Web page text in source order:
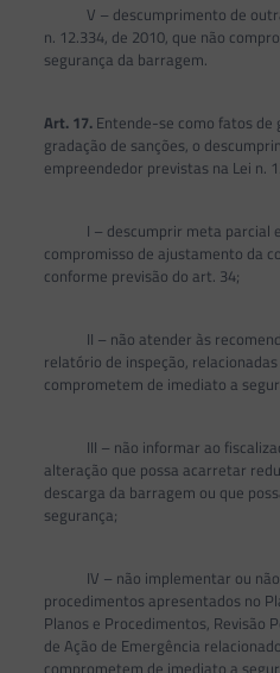
V – descumprimento de
n. 12.334, de 2010, que não
segurança da barragem.
Art. 17.Entende-se como fatos de
gradação de sanções, o
empreendedor previstas na Lei n.
I – descumprir meta parcial
compromisso de ajustamento da
conforme previsão do art. 34;
II – não atender às
relatório de inspeção,
comprometem de imediato a
III – não informar ao
alteração que possa acarretar
descarga da barragem ou que
segurança;
IV – não implementar ou não
procedimentos apresentados no
Planos e Procedimentos, Revisão
de Ação de Emergência
comprometem de imediato a